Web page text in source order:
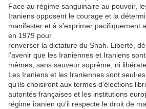
Face au régime sanguinaire au pouvoir,
Iraniens opposent le courage et la
manifester et à s’exprimer pacifiquement
en 1979 pour
renverser la dictature du Shah. Liberté,
l’avenir que les Iraniennes et Iraniens
mêmes, sans sauveur suprême, ni
Les Iraniens et les Iraniennes sont
qu’ils choisiront aux termes d’élections
autorités françaises et les institutions
régime iranien qu’il respecte le droit de